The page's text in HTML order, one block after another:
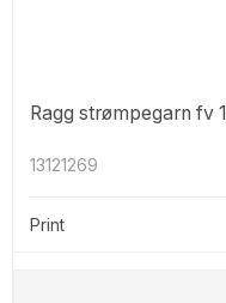
Ragg strømpegarn fv
13121269
Print